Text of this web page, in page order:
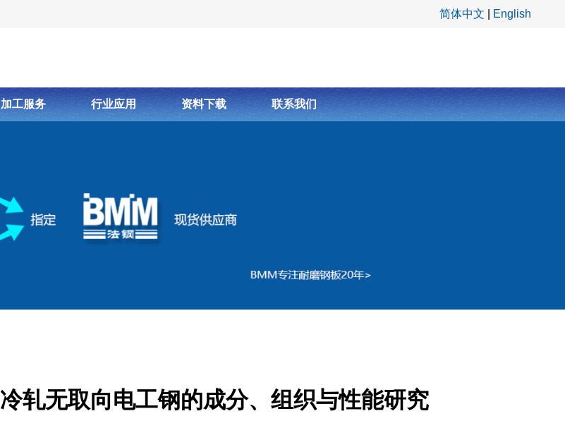
简体中文 English
加工服务 行业应用 资料下载 联系我们
冷轧无取向电工钢的成分、组织与性能研究